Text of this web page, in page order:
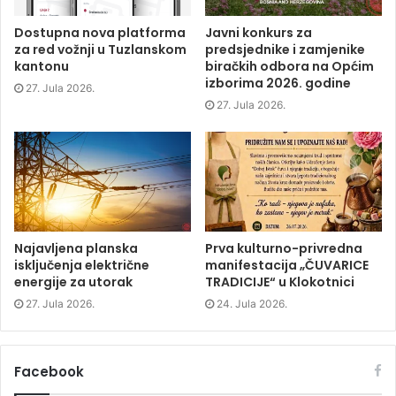
(
O
p
e
n
s
i
n
n
i
n
d
o
w
)
O
e
n
s
i
n
e
n
d
o
w
)
O
p
e
n
i
d
o
w
)
w
i
n
d
Dostupna nova platforma
za red vožnji u Tuzlanskom
kantonu
27. Jula 2026.
Javni konkurs za
predsjednike i zamjenike
biračkih odbora na Općim
izborima 2026. godine
27. Jula 2026.
Najavljena planska
isključenja električne
energije za utorak
27. Jula 2026.
Prva kulturno-privredna
manifestacija „ČUVARICE
TRADICIJE“ u Klokotnici
24. Jula 2026.
Facebook